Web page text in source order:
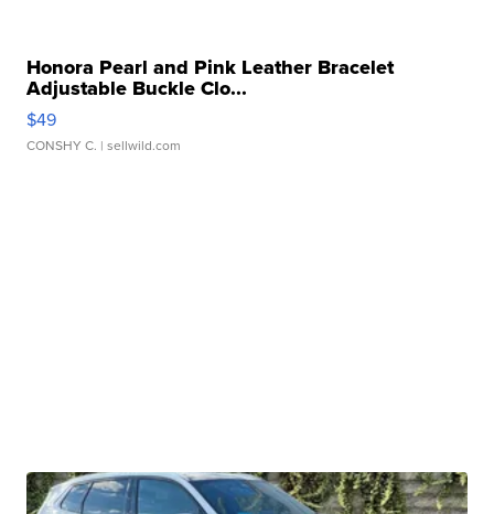
Honora Pearl and Pink Leather Bracelet
Adjustable Buckle Clo...
$49
CONSHY C. | sellwild.com